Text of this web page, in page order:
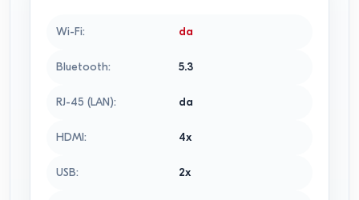
Wi-Fi: da
Bluetooth: 5.3
RJ-45 (LAN): da
HDMI: 4x
USB: 2x